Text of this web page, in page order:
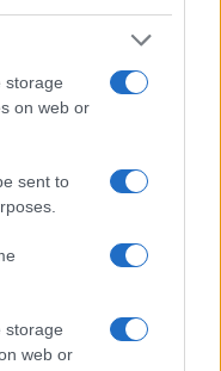
storage
on web or
sent to
storage
web or